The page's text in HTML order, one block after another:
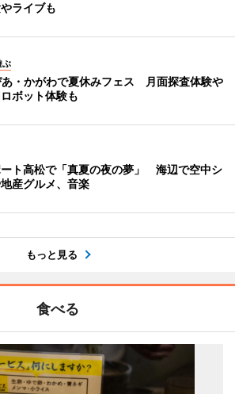
ライブも
ぶ
・かがわで夏休みフェス 月面探査体験や
ボット体験も
ト高松で「真夏の夜の夢」 海辺で空中シ
産グルメ、音楽
もっと見る
食べる